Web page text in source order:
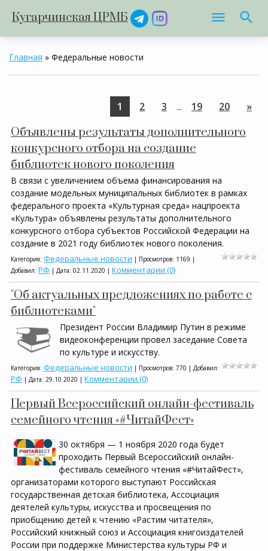
Кугарчинская ЦРМБ
Главная » Федеральные новости
1 2 3 ... 19 20 »
Объявлены результаты дополнительного
конкурсного отбора на создание
библиотек нового поколения
В связи с увеличением объема финансирования на
создание модельных муниципальных библиотек в рамках
федерального проекта «Культурная среда» нацпроекта
«Культура» объявлены результаты дополнительного
конкурсного отбора субъектов Российской Федерации на
создание в 2021 году библиотек нового поколения.
Категория: Федеральные новости | Просмотров: 1169 |
Добавил: РФ | Дата: 02.11.2020 | Комментарии (0)
"Об актуальных предложениях по работе с
библиотеками"
Президент России Владимир Путин в режиме
видеоконференции провел заседание Совета
по культуре и искусству.
Категория: Федеральные новости | Просмотров: 770 | Добавил:
РФ | Дата: 29.10.2020 | Комментарии (0)
Первый Всероссийский онлайн-фестиваль
семейного чтения «#ЧитайФест»
30 октября — 1 ноября 2020 года будет
проходить Первый Всероссийский онлайн-
фестиваль семейного чтения «#ЧитайФест»,
организаторами которого выступают Российская
государственная детская библиотека, Ассоциация
деятелей культуры, искусства и просвещения по
приобщению детей к чтению «Растим читателя»,
Российский книжный союз и Ассоциация книгоиздателей
России при поддержке Министерства культуры РФ и